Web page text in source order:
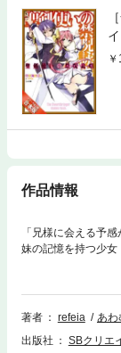
作品情報
「兄様に会える予
妹の記憶を持つ少
世で隣に寄り添い
え、愛する二人と
挟まれて大弱り！
史上初めて二つの
世共鳴の学園ソー
著者 refeia
あわ
出版社
SBクリエ